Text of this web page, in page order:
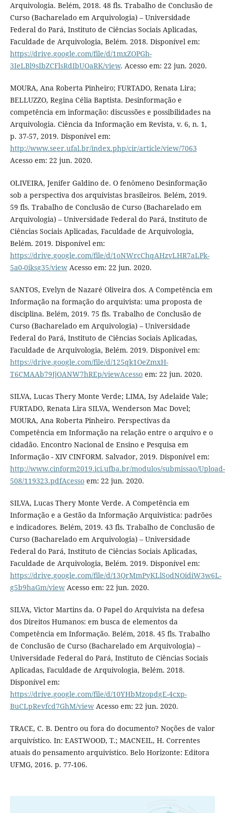
Arquivologia. Belém, 2018. 48 fls. Trabalho de Conclusão de
Curso (Bacharelado em Arquivologia) – Universidade
Federal do Pará, Instituto de Ciências Sociais Aplicadas,
Faculdade de Arquivologia, Belém. 2018. Disponível em:
https://drive.google.com/file/d/1mxZOPGh-
3IeLBl9sIbZCFlsRdIbUOaRK/view. Acesso em: 22 jun. 2020.
MOURA, Ana Roberta Pinheiro; FURTADO, Renata Lira;
BELLUZZO, Regina Célia Baptista. Desinformação e
competência em informação: discussões e possibilidades na
Arquivologia. Ciência da Informação em Revista, v. 6, n. 1,
p. 37-57, 2019. Disponível em:
http://www.seer.ufal.br/index.php/cir/article/view/7063
Acesso em: 22 jun. 2020.
OLIVEIRA, Jenifer Galdino de. O fenômeno Desinformação
sob a perspectiva dos arquivistas brasileiros. Belém, 2019.
59 fls. Trabalho de Conclusão de Curso (Bacharelado em
Arquivologia) – Universidade Federal do Pará, Instituto de
Ciências Sociais Aplicadas, Faculdade de Arquivologia,
Belém. 2019. Disponível em:
https://drive.google.com/file/d/1oNWrcChqAHzvLHR7aLPk-
5a0-0iksg35/viewAcesso em: 22 jun. 2020.
SANTOS, Evelyn de Nazaré Oliveira dos. A Competência em
Informação na formação do arquivista: uma proposta de
disciplina. Belém, 2019. 75 fls. Trabalho de Conclusão de
Curso (Bacharelado em Arquivologia) – Universidade
Federal do Pará, Instituto de Ciências Sociais Aplicadas,
Faculdade de Arquivologia, Belém. 2019. Disponível em:
https://drive.google.com/file/d/125qk1OeZmxH-
T6CMAAb79JjOANW7hREp/viewAcessoem: 22 jun. 2020.
SILVA, Lucas Thery Monte Verde; LIMA, Isy Adelaide Vale;
FURTADO, Renata Lira SILVA, Wenderson Mac Dovel;
MOURA, Ana Roberta Pinheiro. Perspectivas da
Competência em Informação na relação entre o arquivo e o
cidadão. Encontro Nacional de Ensino e Pesquisa em
Informação - XIV CINFORM. Salvador, 2019. Disponível em:
http://www.cinform2019.ici.ufba.br/modulos/submissao/Upload-
508/119323.pdfAcessoem: 22 jun. 2020.
SILVA, Lucas Thery Monte Verde. A Competência em
Informação e a Gestão da Informação Arquivística: padrões
e indicadores. Belém, 2019. 43 fls. Trabalho de Conclusão de
Curso (Bacharelado em Arquivologia) – Universidade
Federal do Pará, Instituto de Ciências Sociais Aplicadas,
Faculdade de Arquivologia, Belém. 2019. Disponível em:
https://drive.google.com/file/d/13QrMmPyKLlSodNOidiW3w6L-
g5b9haGm/viewAcesso em: 22 jun. 2020.
SILVA, Victor Martins da. O Papel do Arquivista na defesa
dos Direitos Humanos: em busca de elementos da
Competência em Informação. Belém, 2018. 45 fls. Trabalho
de Conclusão de Curso (Bacharelado em Arquivologia) –
Universidade Federal do Pará, Instituto de Ciências Sociais
Aplicadas, Faculdade de Arquivologia, Belém. 2018.
Disponível em:
https://drive.google.com/file/d/10YHbMzopdgE-4cxp-
BuCLpRevfcd7GhM/viewAcesso em: 22 jun. 2020.
TRACE, C. B. Dentro ou fora do documento? Noções de valor
arquivístico. In: EASTWOOD, T.; MACNEIL, H. Correntes
atuais do pensamento arquivístico. Belo Horizonte: Editora
UFMG, 2016. p. 77-106.